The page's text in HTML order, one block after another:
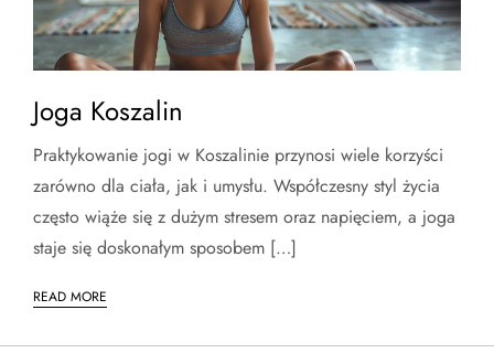
Joga Koszalin
Praktykowanie jogi w Koszalinie przynosi wiele korzyści
zarówno dla ciała, jak i umysłu. Współczesny styl życia
często wiąże się z dużym stresem oraz napięciem, a joga
staje się doskonałym sposobem […]
READ MORE